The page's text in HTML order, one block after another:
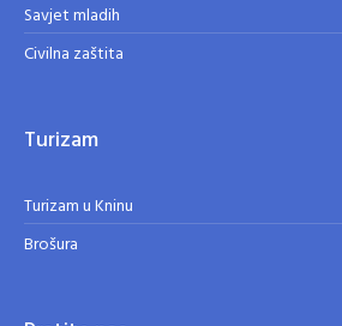
Savjet mladih
Civilna zaštita
Turizam
Turizam u Kninu
Brošura